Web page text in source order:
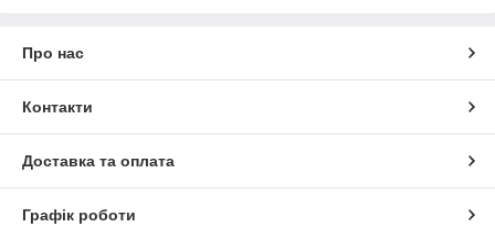
Про нас
Контакти
Доставка та оплата
Графік роботи